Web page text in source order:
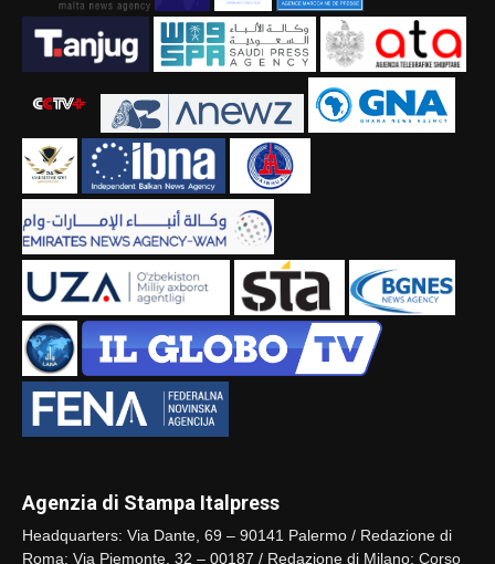
Agenzia di Stampa Italpress
Headquarters: Via Dante, 69 – 90141 Palermo / Redazione di
Roma: Via Piemonte, 32 – 00187 / Redazione di Milano: Corso